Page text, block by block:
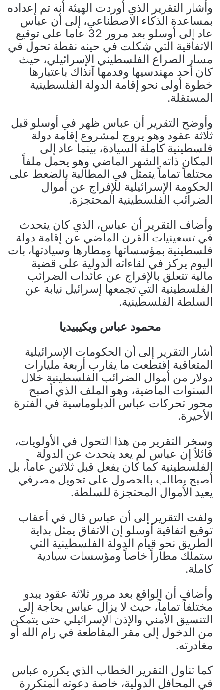
وأشار التقرير الذي أوردت الهيئة أنه تم إعداده
بمساعدة الذكاء الاصطناعي، إلى أن عباس
عاد إلى أوسلو بعد مرور 32 عاما على توقيع
الاتفاقية التي شكلت في حينه نقطة تحول في
مسار الصراع الفلسطيني الإسرائيلي، حيث
كان أحد مهندسيها وقدمها آنذاك باعتبارها
خطوة أولى نحو إقامة الدولة الفلسطينية
المستقلة.
وأوضح التقرير أن عباس ظهر في أوسلو قبل
ثلاثة عقود وهو يروج لمشروع إقامة دولة
فلسطينية كاملة السيادة، بينما عاد إلى
المكان ذاته الشهر الماضي وهو يحمل ملفاً
مختلفاً تماماً يتمثل في المطالبة بالضغط على
الحكومة الإسرائيلية للإفراج عن أموال
الضرائب الفلسطينية المحتجزة.
وأضاف التقرير أن عباس، الذي كان يتحدث
في تسعينيات القرن الماضي عن إقامة دولة
فلسطينية بمؤسساتها ومطارها وسيادتها، بات
اليوم يركز في لقاءاته الدولية على قضية
مالية تتعلق بالإفراج عن عائدات الضرائب
الفلسطينية التي تجمعها إسرائيل نيابة عن
السلطة الفلسطينية.
محمود عباس ويكيبيديا
أشار التقرير إلى أن الحكومات الإسرائيلية
المتعاقبة اقتطعت ما يقارب أربعة مليارات
دولار من أموال الضرائب الفلسطينية خلال
السنوات الماضية، وهو الملف الذي أصبح
محور تحركات عباس الدبلوماسية في الفترة
الأخيرة.
وسخر التقرير من هذا التحول في الأولويات،
قائلاً إن عباس لم يعد يتحدث عن الدولة
الفلسطينية كما كان يفعل قبل ثلاثين عاماً، بل
أصبح يطالب بالحصول على تحويل مصرفي
يعيد الأموال المحتجزة للسلطة.
ولفت التقرير إلى أن عباس قال في أعقاب
توقيع اتفاقية أوسلو إن الاتفاق يمثل بداية
الطريق نحو قيام الدولة الفلسطينية التي
ستملك مطاراً خاصاً ومؤسسات سيادية
كاملة.
وأضاف أن الواقع بعد مرور ثلاثة عقود يبدو
مختلفاً تماماً، حيث لا يزال عباس بحاجة إلى
التنسيق الأمني والإذن الإسرائيلي حتى يتمكن
من الدخول إلى مقر المقاطعة في رام الله أو
مغادرته.
كما تناول التقرير الخطاب الذي يكرره عباس
في المحافل الدولية، خاصة دعوته المتكررة